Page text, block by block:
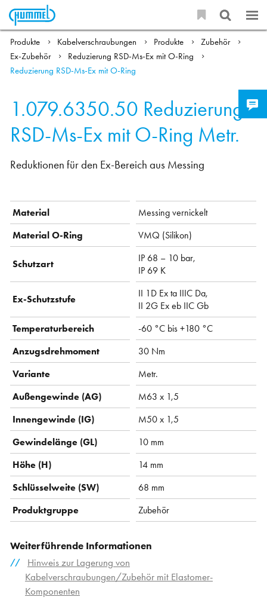
Produkte Kabelverschraubungen Produkte
Zubehör
Ex-Zubehör
Reduzierung RSD-Ms-Ex mit O-Ring
Reduzierung RSD-Ms-Ex mit O-Ring
1.079.6350.50 Reduzierung
RSD-Ms-Ex mit O-Ring Metr.
Reduktionen für den Ex-Bereich aus Messing
Material
Messing vernickelt
Material O-Ring
VMQ (Silikon)
Schutzart
IP 68 – 10 bar,
IP 69 K
Ex-Schutzstufe
II 1D Ex ta IIIC Da,
II 2G Ex eb IIC Gb
Temperaturbereich
-60 °C bis +180 °C
Anzugsdrehmoment
30 Nm
Variante
Metr.
Außengewinde (AG)
M63 x 1,5
Innengewinde (IG)
M50 x 1,5
Gewindelänge (GL)
10 mm
Höhe (H)
14 mm
Schlüsselweite (SW)
68 mm
Produktgruppe
Zubehör
Weiterführende Informationen
Hinweis zur Lagerung von
Kabelverschraubungen/Zubehör mit Elastomer-
Komponenten